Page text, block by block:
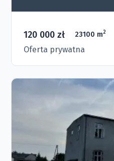
120 000 zł 23100 m2
Oferta prywatna